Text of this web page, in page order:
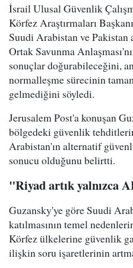
İsrail Ulusal Güvenlik
Körfez Araştırmaları
Suudi Arabistan ve Pakistan
Ortak Savunma
sonuçlar doğurabileceğini,
normalleşme sürecinin
gelmediğini söyledi.
Jerusalem Post'a konuşan
bölgedeki güvenlik
Arabistan'ın alternatif
sonucu olduğunu belirtti.
"Riyad artık yalnızca
Guzansky'ye göre Suudi
katılmasının temel
Körfez ülkelerine güvenlik
ilişkin soru işaretlerinin